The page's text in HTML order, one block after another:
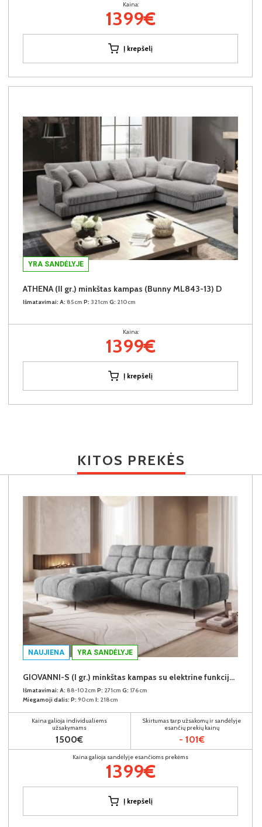
Kaina:
1399€
Į krepšelį
YRA SANDĖLYJE
ATHENA (II gr.) minkštas kampas (Bunny ML843-13) D
Išmatavimai: A: 85cm P: 321cm G: 210cm
Kaina:
1399€
Į krepšelį
KITOS PREKĖS
NAUJIENA YRA SANDĖLYJE
GIOVANNI-S (I gr.) minkštas kampas su elektrine funkcija (Aphrodite-21) K
Išmatavimai: A: 88-102cm P: 271cm G: 176cm
Miegamoji dalis: P: 90cm I: 218cm
Kaina galioja individualiems
užsakymams
1500€
Skirtumas tarp užsakomų ir sandėlyje
esančių prekių kainų
- 101€
Kaina galioja sandėlyje esančioms prekėms
1399€
Į krepšelį